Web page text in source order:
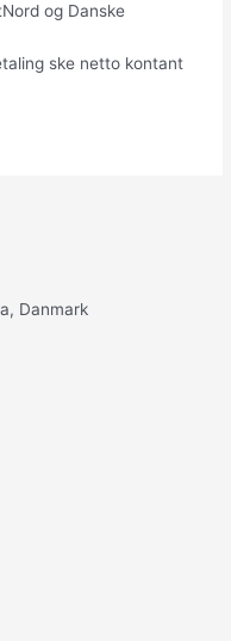
og Danske
ske netto kontant
Danmark